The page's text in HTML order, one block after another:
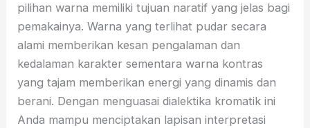
pilihan warna memiliki tujuan naratif yang jelas bagi
pemakainya. Warna yang terlihat pudar secara
alami memberikan kesan pengalaman dan
kedalaman karakter sementara warna kontras
yang tajam memberikan energi yang dinamis dan
berani. Dengan menguasai dialektika kromatik ini
Anda mampu menciptakan lapisan interpretasi